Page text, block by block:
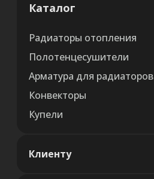
Каталог
Радиаторы отопления
Полотенцесушители
Арматура для радиаторов
Конвекторы
Купели
Клиенту